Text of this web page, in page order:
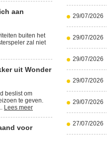
aan
buiten het
zal niet
uit Wonder
beslist om
te geven.
Lees meer
voor
29/07/2026
29/07/2026
29/07/2026
29/07/2026
29/07/2026
27/07/2026